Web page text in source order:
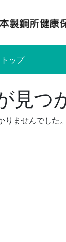
トップ
見つ
ませんでした。